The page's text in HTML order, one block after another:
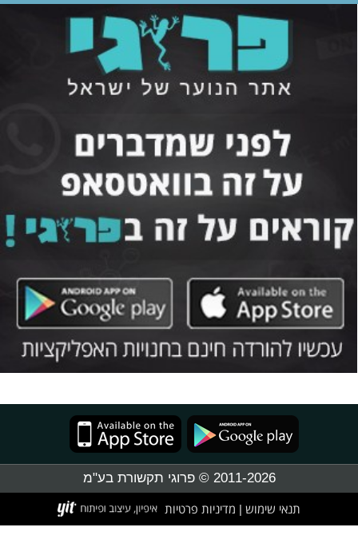
2011-2026 © פרוגי תקשורת בע"מ
תנאי שימוש מדיניות פרטיות